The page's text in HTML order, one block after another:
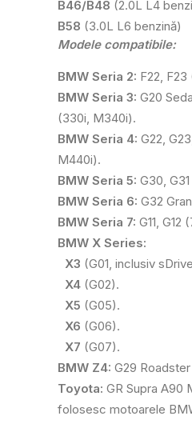
B46/B48 (2.0L L4
B58 (3.0L L6 benzină)
Modele compatibile:
BMW Seria 2: F22,
BMW Seria 3: G20
(330i, M340i).
BMW Seria 4: G22,
M440i).
BMW Seria 5: G30,
BMW Seria 6: G32
BMW Seria 7: G11, G12
BMW X Series:
X3 (G01, inclusiv
X4 (G02).
X5 (G05).
X6 (G06).
X7 (G07).
BMW Z4: G29
Toyota: GR Supra A90
folosesc motoarele